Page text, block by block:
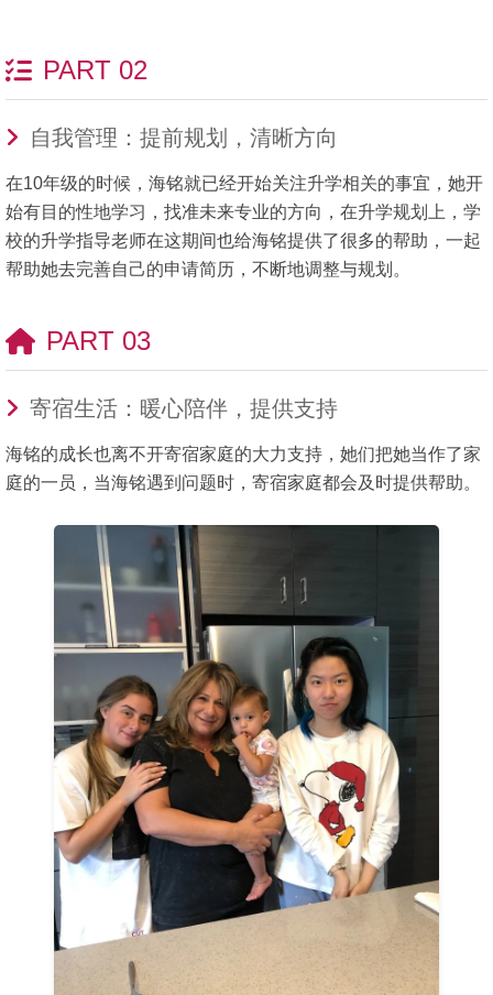
PART 02
自我管理：提前规划，清晰方向
在10年级的时候，海铭就已经开始关注升学相关的事宜，她开
始有目的性地学习，找准未来专业的方向，在升学规划上，学
校的升学指导老师在这期间也给海铭提供了很多的帮助，一起
帮助她去完善自己的申请简历，不断地调整与规划。
PART 03
寄宿生活：暖心陪伴，提供支持
海铭的成长也离不开寄宿家庭的大力支持，她们把她当作了家
庭的一员，当海铭遇到问题时，寄宿家庭都会及时提供帮助。